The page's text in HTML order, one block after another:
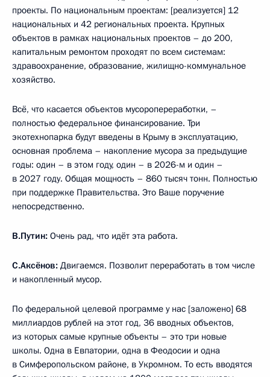
проекты. По национальным проектам: [реализуется] 12
национальных и 42 региональных проекта. Крупных
объектов в рамках национальных проектов – до 200,
капитальным ремонтом проходят по всем системам:
здравоохранение, образование, жилищно-коммунальное
хозяйство.
Всё, что касается объектов мусоропереработки, –
полностью федеральное финансирование. Три
экотехнопарка будут введены в Крыму в эксплуатацию,
основная проблема – накопление мусора за предыдущие
годы: один – в этом году, один – в 2026-м и один –
в 2027 году. Общая мощность – 860 тысяч тонн. Полностью
при поддержке Правительства. Это Ваше поручение
непосредственно.
В.Путин: Очень рад, что идёт эта работа.
С.Аксёнов: Двигаемся. Позволит переработать в том числе
и накопленный мусор.
По федеральной целевой программе у нас [заложено] 68
миллиардов рублей на этот год, 36 вводных объектов,
из которых самые крупные объекты – это три новые
школы. Одна в Евпатории, одна в Феодосии и одна
в Симферопольском районе, в Укромном. То есть вводятся